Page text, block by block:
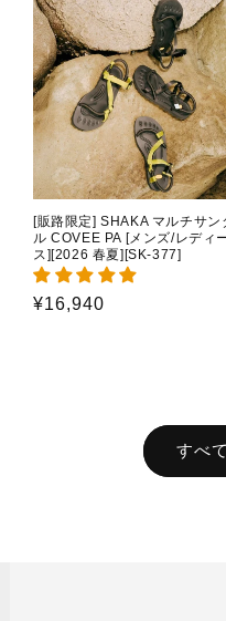
[販路限定] SHAKA マルチサン
ル COVEE PA [メンズ/レディ
ス][2026 春夏][SK-377]
通
¥16,940
すべ